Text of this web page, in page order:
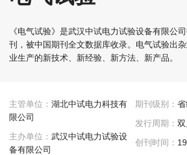
《电气试验》是武汉中试电力试验设备有限公
刊，被中国期刊全文数据库收录。电气试验出
业生产的新技术、新经验、新方法、新产品。
主管单位： 湖北中试电力科技有
限公司
主办单位： 武汉中试电力试验设
备有限公司
期刊级别： 省
发行周期： 双
创刊时间：